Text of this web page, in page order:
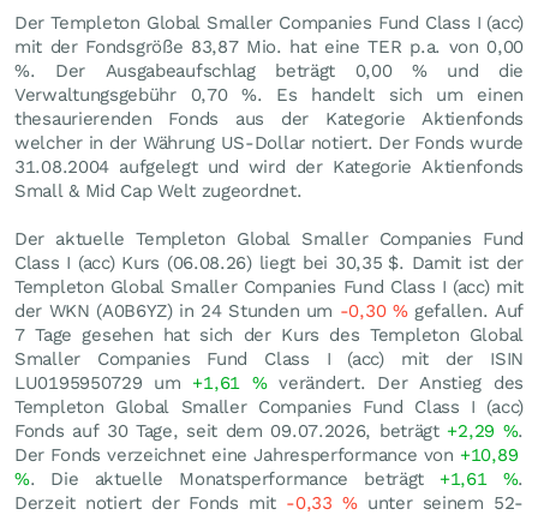
Der Templeton Global Smaller Companies Fund Class I (acc)
mit der Fondsgröße 83,87 Mio. hat eine TER p.a. von 0,00
%. Der Ausgabeaufschlag beträgt 0,00 % und die
Verwaltungsgebühr 0,70 %. Es handelt sich um einen
thesaurierenden Fonds aus der Kategorie Aktienfonds
welcher in der Währung US-Dollar notiert. Der Fonds wurde
31.08.2004 aufgelegt und wird der Kategorie Aktienfonds
Small & Mid Cap Welt zugeordnet.
Der aktuelle Templeton Global Smaller Companies Fund
Class I (acc) Kurs (06.08.26) liegt bei 30,35 $. Damit ist der
Templeton Global Smaller Companies Fund Class I (acc) mit
der WKN (A0B6YZ) in 24 Stunden um -0,30 %gefallen. Auf
7 Tage gesehen hat sich der Kurs des Templeton Global
Smaller Companies Fund Class I (acc) mit der ISIN
LU0195950729 um +1,61 %verändert. Der Anstieg des
Templeton Global Smaller Companies Fund Class I (acc)
Fonds auf 30 Tage, seit dem 09.07.2026, beträgt +2,29 %.
Der Fonds verzeichnet eine Jahresperformance von +10,89
%. Die aktuelle Monatsperformance beträgt +1,61 %.
Derzeit notiert der Fonds mit -0,33 %unter seinem 52-